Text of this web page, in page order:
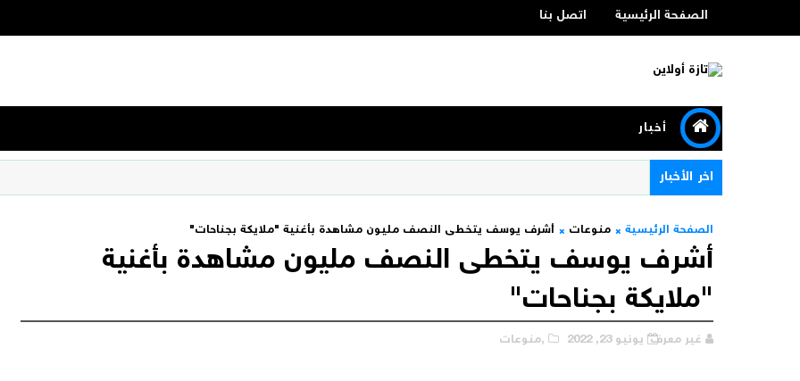
الصفحة الرئيسية اتصل بنا
أخبار
اخر الأخبار
الصفحة الرئيسية منوعات أشرف يوسف يتخطى النصف مليون مشاهدة بأغنية "ملايكة بجناحات"
أشرف يوسف يتخطى النصف مليون مشاهدة بأغنية
"ملايكة بجناحات"
غير معرف يونيو 23, 2022 ,منوعات